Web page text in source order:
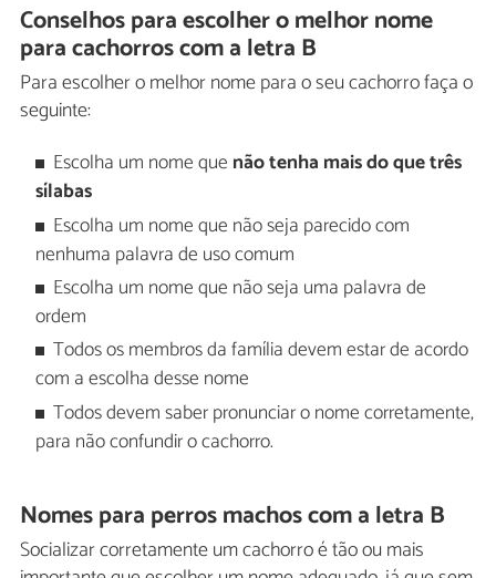
Conselhos para escolher o melhor nome
para cachorros com a letra B
Para escolher o melhor nome para o seu cachorro faça o
seguinte:
Escolha um nome que não tenha mais do que três
sílabas
Escolha um nome que não seja parecido com
nenhuma palavra de uso comum
Escolha um nome que não seja uma palavra de
ordem
Todos os membros da família devem estar de acordo
com a escolha desse nome
Todos devem saber pronunciar o nome corretamente,
para não confundir o cachorro.
Nomes para perros machos com a letra B
Socializar corretamente um cachorro é tão ou mais